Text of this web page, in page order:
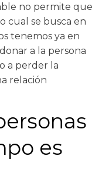
no permite que
cual se busca en
tenemos ya en
a la persona
a perder la
relación
es